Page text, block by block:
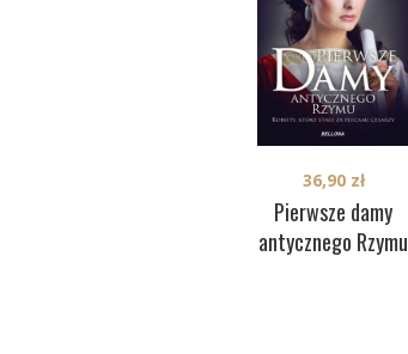
Pierwsze damy
antycznego Rzymu
36,90 zł